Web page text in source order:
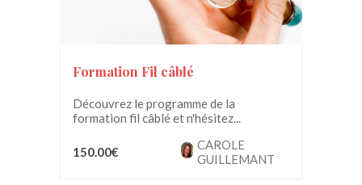
Formation Fil câblé
Découvrez le programme de la
formation fil câblé et n'hésitez...
150.00€
CAROLE
GUILLEMANT